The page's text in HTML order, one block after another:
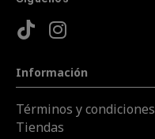
Información
Términos y condiciones
Tiendas